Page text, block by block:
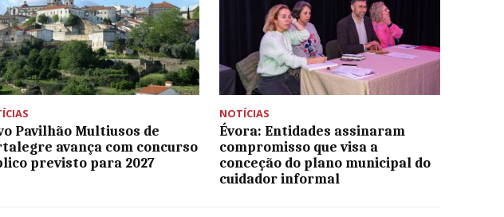
Pavilhão Multiusos de
avança com concurso
previsto para 2027
NOTÍCIAS
Évora: Entidades assinaram
compromisso que visa a
conceção do plano municipal do
cuidador informal